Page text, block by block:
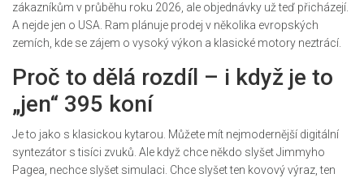
zákazníkům v průběhu roku 2026, ale objednávky už teď přicházejí.
A nejde jen o USA. Ram plánuje prodej v několika evropských
zemích, kde se zájem o vysoký výkon a klasické motory neztrácí.
Proč to dělá rozdíl – i když je to
„jen“ 395 koní
Je to jako s klasickou kytarou. Můžete mít nejmodernější digitální
syntezátor s tisíci zvuků. Ale když chce někdo slyšet Jimmyho
Pagea, nechce slyšet simulaci. Chce slyšet ten kovový výraz, ten